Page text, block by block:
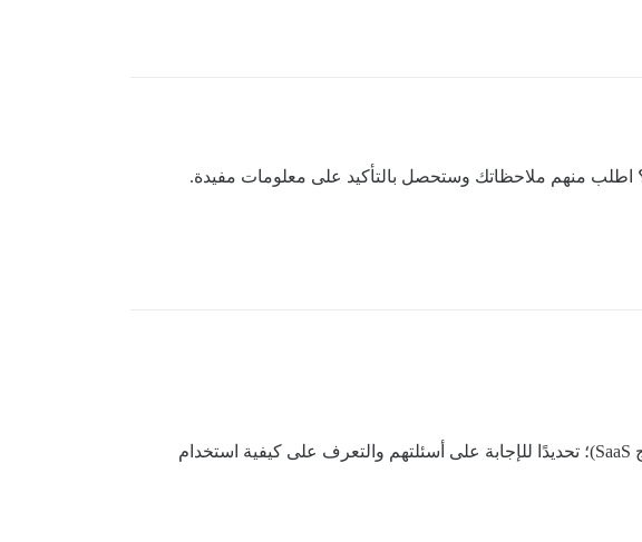
اطلب منهم ملاحظاتك وستحصل بالتأكيد على معلومات مفيدة.
قمنا بإجراء مقابلات، ويوضح الناس أنهم مهتمون جدًا بالقيمة التي يقدمها (فهو مجتمع لمستخدمي برنامج SaaS)؛ تحديدًا للإجابة على أسئلتهم والتعرف على كيفية استخدام